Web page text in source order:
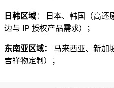
日韩区域：
日本、韩国（高还
边与 IP 授权产品需求）；
东南亚区域：
马来西亚、新加
吉祥物定制）；